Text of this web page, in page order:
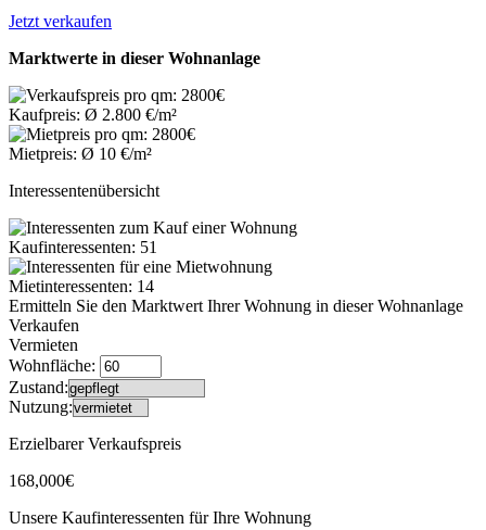
Jetzt verkaufen
Marktwerte in dieser Wohnanlage
Kaufpreis: Ø 2.800 €/m²
Mietpreis: Ø 10 €/m²
Interessentenübersicht
Kaufinteressenten: 51
Mietinteressenten: 14
Ermitteln Sie den Marktwert Ihrer Wohnung in dieser Wohnanlage
Verkaufen
Vermieten
Wohnfläche:
Zustand:
Nutzung:
Erzielbarer Verkaufspreis
168,000€
Unsere Kaufinteressenten für Ihre Wohnung